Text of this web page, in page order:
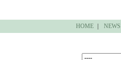
HOME｜ NEWS